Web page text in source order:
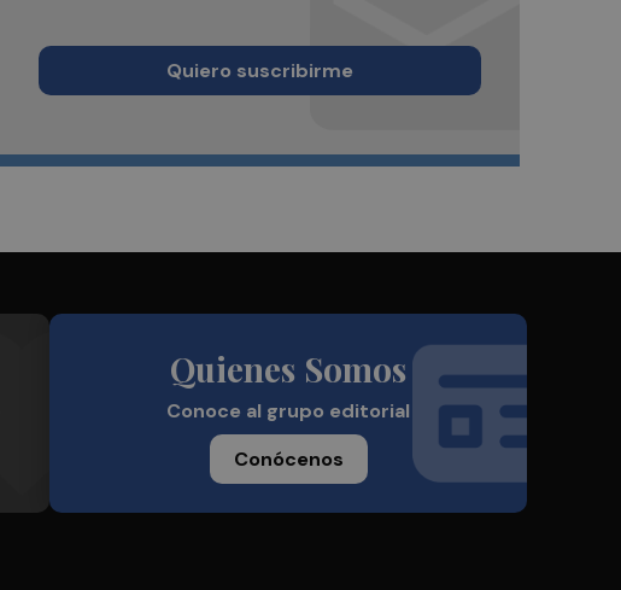
Quiero suscribirme
Quienes Somos
Conoce al grupo editorial
Conócenos